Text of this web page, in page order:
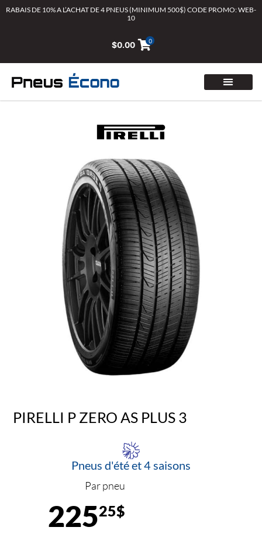
AllerRABAIS DE 10% A L’ACHAT DE 4 PNEUS (MINIMUM 500$) CODE PROMO: WEB-
10
$0.00 0
PIRELLI P ZERO AS PLUS 3
Pneus d'été et 4 saisons
Par pneu
22525$